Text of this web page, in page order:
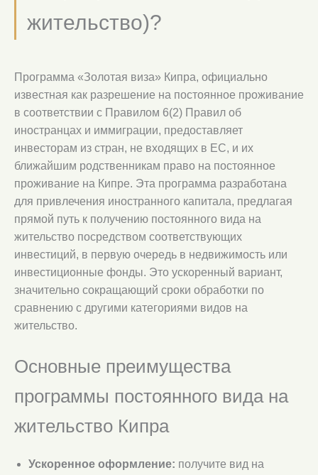
жительство)?
Программа «Золотая виза» Кипра, официально
известная как разрешение на постоянное проживание
в соответствии с Правилом 6(2) Правил об
иностранцах и иммиграции, предоставляет
инвесторам из стран, не входящих в ЕС, и их
ближайшим родственникам право на постоянное
проживание на Кипре. Эта программа разработана
для привлечения иностранного капитала, предлагая
прямой путь к получению постоянного вида на
жительство посредством соответствующих
инвестиций, в первую очередь в недвижимость или
инвестиционные фонды. Это ускоренный вариант,
значительно сокращающий сроки обработки по
сравнению с другими категориями видов на
жительство.
Основные преимущества
программы постоянного вида на
жительство Кипра
Ускоренное оформление: получите вид на